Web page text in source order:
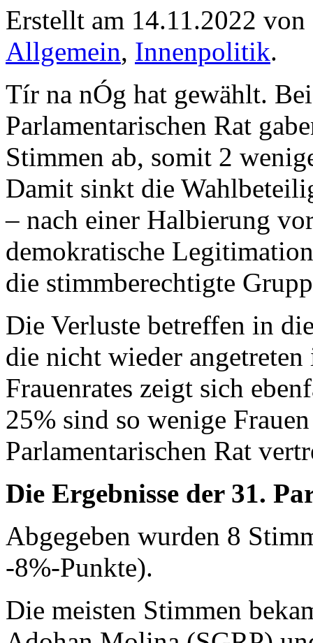
Erstellt am 14.11.2022
Allgemein, Innenpolitik.
Tír na nÓg hat gewählt.
Parlamentarischen Rat
Stimmen ab, somit 2
Damit sinkt die
– nach einer Halbierung
demokratische
die stimmberechtigte
Die Verluste betreffen in
die nicht wieder
Frauenrates zeigt sich
25% sind so wenige
Parlamentarischen Rat
Die Ergebnisse der 31.
Abgegeben wurden 8
-8%-Punkte).
Die meisten Stimmen